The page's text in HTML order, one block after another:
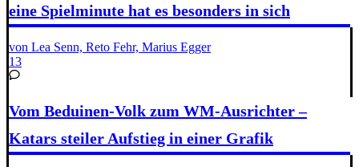
eine Spielminute hat es besonders in sich
von Lea Senn, Reto Fehr, Marius Egger
13
Vom Beduinen-Volk zum WM-Ausrichter –
Katars steiler Aufstieg in einer Grafik